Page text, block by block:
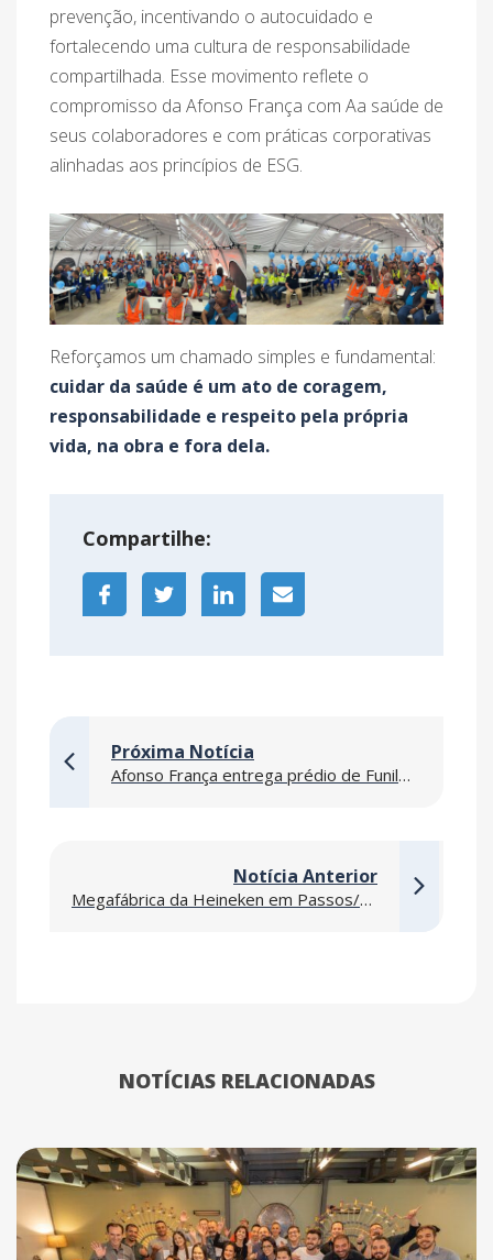
prevenção, incentivando o autocuidado e
fortalecendo uma cultura de responsabilidade
compartilhada. Esse movimento reflete o
compromisso da Afonso França com Aa saúde de
seus colaboradores e com práticas corporativas
alinhadas aos princípios de ESG.
Reforçamos um chamado simples e fundamental:
cuidar da saúde é um ato de coragem,
responsabilidade e respeito pela própria
vida, na obra e fora dela.
Compartilhe:
Próxima Notícia
Afonso França entrega prédio de Funilaria da Toyota em Sorocaba
Notícia Anterior
Megafábrica da Heineken em Passos/MG inaugura nova era industrial
NOTÍCIAS RELACIONADAS